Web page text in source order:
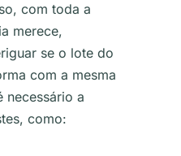
com toda a
merece,
se o lote do
com a mesma
necessário a
como: